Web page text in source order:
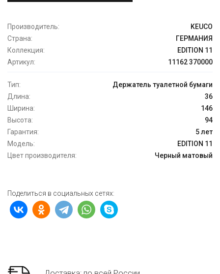
Производитель:
KEUCO
Страна:
ГЕРМАНИЯ
Коллекция:
EDITION 11
Артикул:
11162 370000
Тип:
Держатель туалетной бумаги
Длина:
36
Ширина:
146
Высота:
94
Гарантия:
5 лет
Модель:
EDITION 11
Цвет производителя:
Черный матовый
Поделиться в социальных сетях: